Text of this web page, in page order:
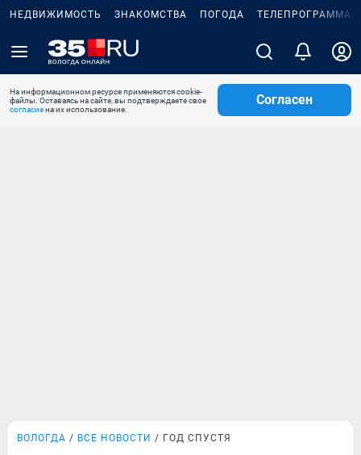
НЕДВИЖИМОСТЬ ЗНАКОМСТВА ПОГОДА ТЕЛЕПРОГРАММА
На информационном ресурсе применяются cookie-
файлы. Оставаясь на сайте, вы подтверждаете свое
согласиена их использование.
Согласен
ВОЛОГДА ВСЕ НОВОСТИ ГОД СПУСТЯ